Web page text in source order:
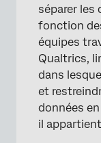
séparer les
fonction
équipes
Qualtrics,
dans
et
données
il